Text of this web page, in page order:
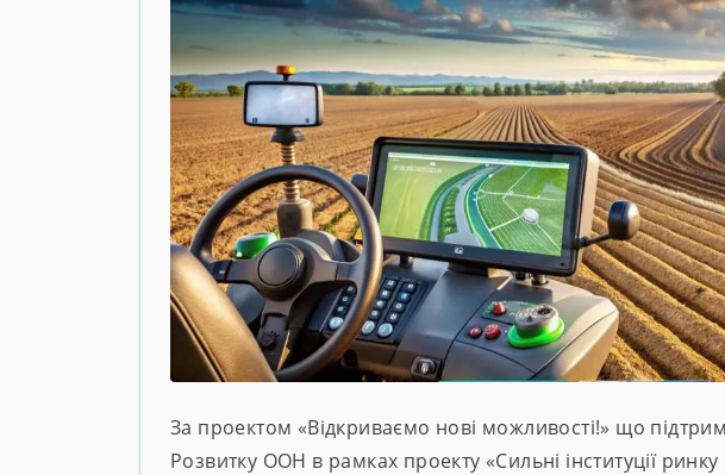
За проектом «Відкриваємо нові можливості!» що
Розвитку ООН в рамках проекту «Сильні інституції